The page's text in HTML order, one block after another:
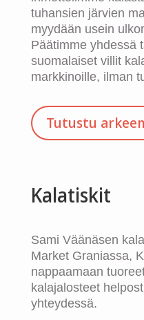
tuhansien järvien
myydään usein
Päätimme yhdessä
suomalaiset villit
markkinoille, ilman
Tutustu
Kalatiskit
Sami Väänäsen
Market Graniassa,
nappaamaan
kalajalosteet
yhteydessä.